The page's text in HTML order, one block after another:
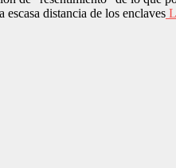
distancia de los enclaves